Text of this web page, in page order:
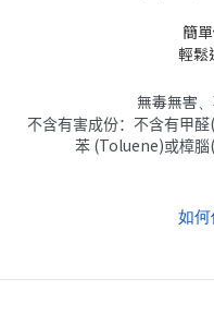
簡
輕鬆
無毒無害、
不含有害成份：不含有甲醛
苯 (Toluene)或樟腦
如何